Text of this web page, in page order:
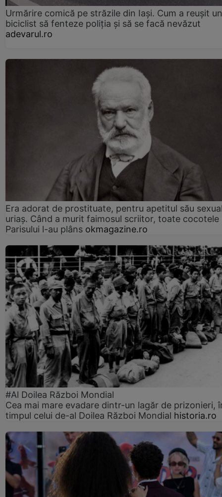
Urmărire comică pe străzile din Iași. Cum a reușit un
biciclist să fenteze poliția și să se facă nevăzut
adevarul.ro
Era adorat de prostituate, pentru apetitul său
uriaș. Când a murit faimosul scriitor, toate cocotele
Parisului l-au plâns okmagazine.ro
#Al Doilea Război Mondial
Cea mai mare evadare dintr-un lagăr de prizonieri,
timpul celui de-al Doilea Război Mondial historia.ro